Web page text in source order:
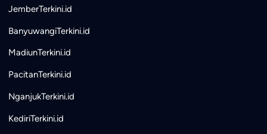
JemberTerkini.id
BanyuwangiTerkini.id
MadiunTerkini.id
PacitanTerkini.id
NganjukTerkini.id
KediriTerkini.id